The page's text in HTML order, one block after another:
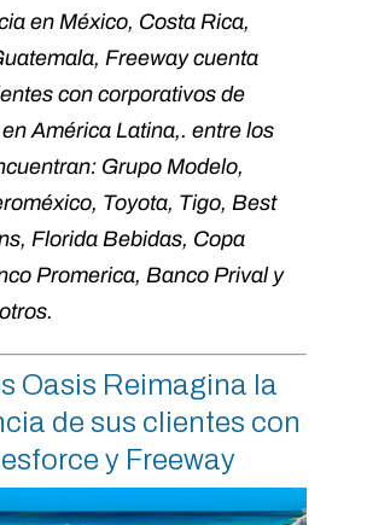
en México, Costa Rica,
Freeway cuenta
con corporativos de
América Latina,. entre los
Grupo Modelo,
Toyota, Tigo, Best
Florida Bebidas, Copa
Promerica, Banco Prival y
Oasis Reimagina la
de sus clientes con
y Freeway